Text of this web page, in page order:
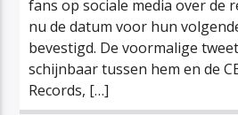
fans op sociale media over de
nu de datum voor hun
bevestigd. De voormalige
schijnbaar tussen hem en de
Records, […]